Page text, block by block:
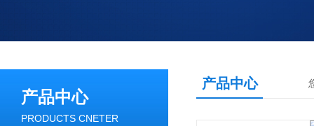
产品中心
PRODUCTS CNETER
产品中心